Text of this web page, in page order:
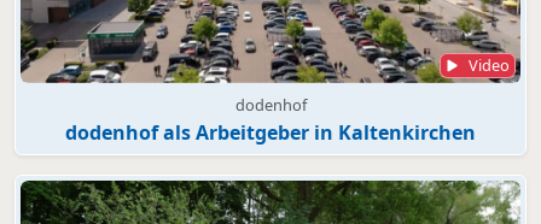
Video
dodenhof
dodenhof als Arbeitgeber in Kaltenkirchen